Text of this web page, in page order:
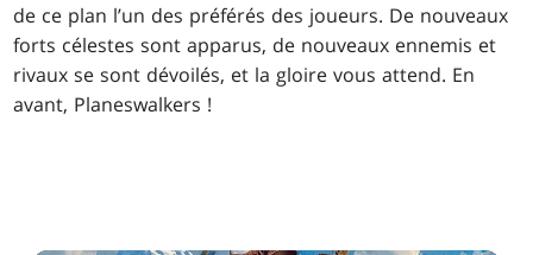
de ce plan l’un des préférés des joueurs. De nouveaux
forts célestes sont apparus, de nouveaux ennemis et
rivaux se sont dévoilés, et la gloire vous attend. En
avant, Planeswalkers !